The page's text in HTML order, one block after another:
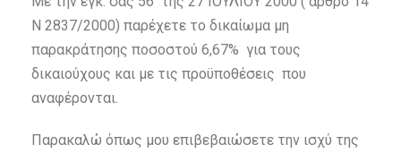
Ν 2837/2000) παρέχετε το δικαίωμα μη
παρακράτησης ποσοστού 6,67% για τους
δικαιούχους και με τις προϋποθέσεις που
αναφέρονται.
Παρακαλώ όπως μου επιβεβαιώσετε την ισχύ της